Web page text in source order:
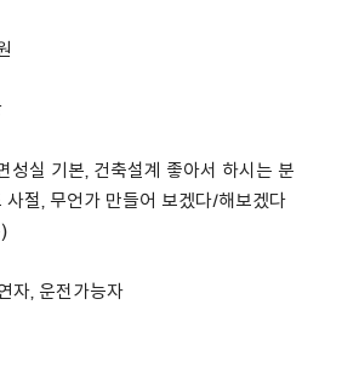
성실 기본, 건축설계 좋아서 하시는 분
사절, 무언가 만들어 보겠다/해보겠다
자, 운전가능자